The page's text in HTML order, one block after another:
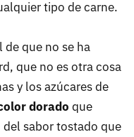
tipo de carne.
de que no se ha
que no es otra cosa
y los azúcares de
dorado que
sabor tostado que